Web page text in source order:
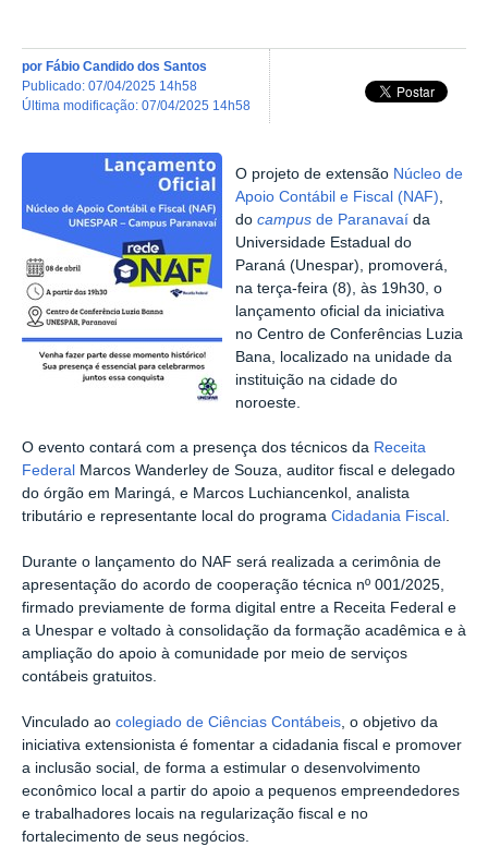
por Fábio Candido dos Santos
publicado: 07/04/2025 14h58
última modificação: 07/04/2025 14h58
O projeto de extensão Núcleo de
Apoio Contábil e Fiscal (NAF)
docampus de Paranavaí da
Universidade Estadual do
Paraná (Unespar), promoverá,
na terça-feira (8), às 19h30, o
lançamento oficial da iniciativa
no Centro de Conferências Luzia
Bana, localizado na unidade da
instituição na cidade do
noroeste.
O evento contará com a presença dos técnicos da Receita
Federal Marcos Wanderley de Souza, auditor fiscal e delegado
do órgão em Maringá, e Marcos Luchiancenkol, analista
tributário e representante local do programa Cidadania Fiscal .
Durante o lançamento do NAF será realizada a cerimônia de
apresentação do acordo de cooperação técnica nº 001/2025,
firmado previamente de forma digital entre a Receita Federal e
a Unespar e voltado à consolidação da formação acadêmica e à
ampliação do apoio à comunidade por meio de serviços
contábeis gratuitos.
Vinculado ao colegiado de Ciências Contábeis , o objetivo da
iniciativa extensionista é fomentar a cidadania fiscal e promover
a inclusão social, de forma a estimular o desenvolvimento
econômico local a partir do apoio a pequenos empreendedores
e trabalhadores locais na regularização fiscal e no
fortalecimento de seus negócios.